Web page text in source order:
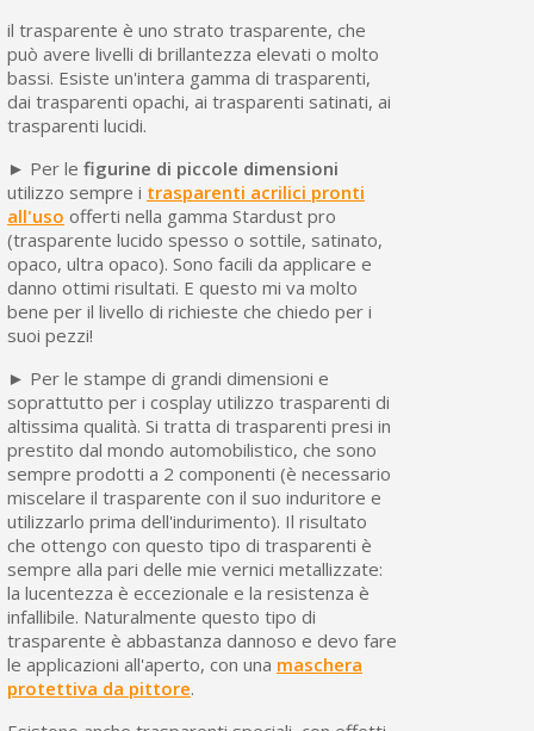
il trasparente è uno strato trasparente, che
può avere livelli di brillantezza elevati o molto
bassi. Esiste un'intera gamma di trasparenti,
dai trasparenti opachi, ai trasparenti satinati, ai
trasparenti lucidi.
► Per le figurine di piccole dimensioni
utilizzo sempre i trasparenti acrilici pronti
all'uso offerti nella gamma Stardust pro
(trasparente lucido spesso o sottile, satinato,
opaco, ultra opaco). Sono facili da applicare e
danno ottimi risultati. E questo mi va molto
bene per il livello di richieste che chiedo per i
suoi pezzi!
► Per le stampe di grandi dimensioni e
soprattutto per i cosplay utilizzo trasparenti di
altissima qualità. Si tratta di trasparenti presi in
prestito dal mondo automobilistico, che sono
sempre prodotti a 2 componenti (è necessario
miscelare il trasparente con il suo induritore e
utilizzarlo prima dell'indurimento). Il risultato
che ottengo con questo tipo di trasparenti è
sempre alla pari delle mie vernici metallizzate:
la lucentezza è eccezionale e la resistenza è
infallibile. Naturalmente questo tipo di
trasparente è abbastanza dannoso e devo fare
le applicazioni all'aperto, con una maschera
protettiva da pittore.